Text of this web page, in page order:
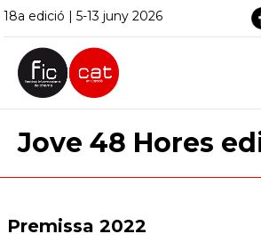
18a edició | 5-13 juny 2026
Jove 48 Hores
Premissa 2022